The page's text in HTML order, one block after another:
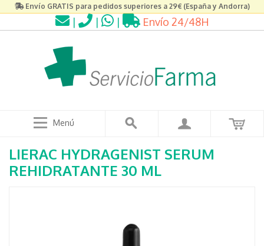
Envío GRATIS para pedidos superiores a 29€ (España y Andorra)
| | | Envío 24/48H
Menú
LIERAC HYDRAGENIST SERUM
REHIDRATANTE 30 ML